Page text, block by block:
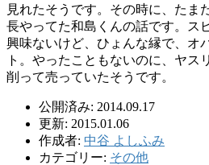
見れたそうです。その時に、たま
長やってた和島くんの話です。ス
興味ないけど、ひょんな縁で、オ
ト。やったこともないのに、ヤス
削って売っていたそうです。
公開済み: 2014.09.17
更新: 2015.01.06
作成者: 中谷 よしふみ
カテゴリー: その他